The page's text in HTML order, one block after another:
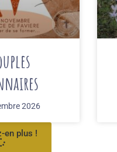
2026
en plus !